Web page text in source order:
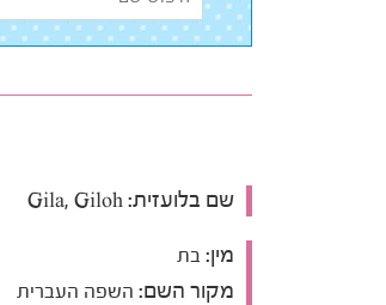
שם בלועזית:
מין: בת
מקור השם: השפה העברית